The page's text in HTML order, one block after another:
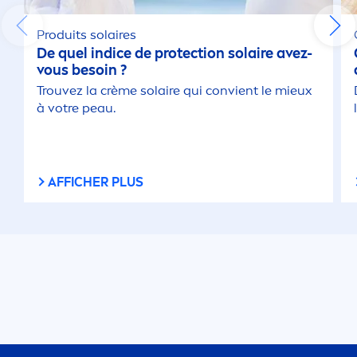
Produits solaires
De quel indice de protection solaire avez-
vous besoin ?
Trouvez la crème solaire qui convient le mieux
à votre peau.
AFFICHER PLUS